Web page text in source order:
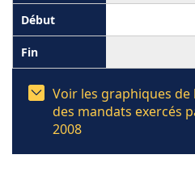
Voir les graphiques
des mandats exercés
2008